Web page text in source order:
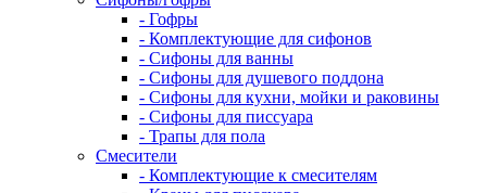
- Гофры
- Комплектующие для сифонов
- Сифоны для ванны
- Сифоны для душевого поддона
- Сифоны для кухни, мойки и раковины
- Сифоны для писсуара
- Трапы для пола
Смесители
- Комплектующие к смесителям